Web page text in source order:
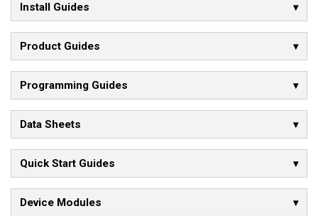
Install Guides
Product Guides
Programming Guides
Data Sheets
Quick Start Guides
Device Modules